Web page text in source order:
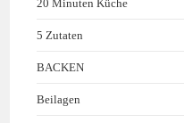
20 Minuten Küche
5 Zutaten
BACKEN
Beilagen